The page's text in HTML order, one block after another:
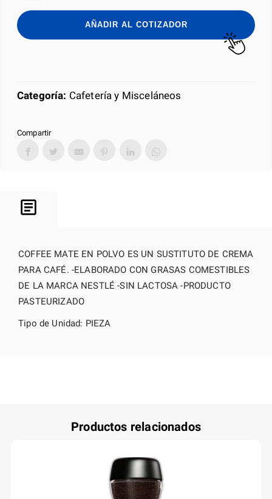
cantidad
AÑADIR AL COTIZADOR
Categoría: Cafetería y Misceláneos
Compartir
COFFEE MATE EN POLVO ES UN SUSTITUTO DE CREMA
PARA CAFÉ. -ELABORADO CON GRASAS COMESTIBLES
DE LA MARCA NESTLÉ -SIN LACTOSA -PRODUCTO
PASTEURIZADO
Tipo de Unidad: PIEZA
Productos relacionados